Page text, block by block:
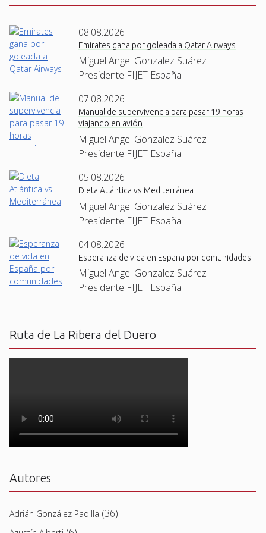
08.08.2026
Emirates gana por goleada a Qatar Airways
Miguel Angel Gonzalez Suárez ·
Presidente FIJET España
07.08.2026
Manual de supervivencia para pasar 19 horas
viajando en avión
Miguel Angel Gonzalez Suárez ·
Presidente FIJET España
05.08.2026
Dieta Atlántica vs Mediterránea
Miguel Angel Gonzalez Suárez ·
Presidente FIJET España
04.08.2026
Esperanza de vida en España por comunidades
Miguel Angel Gonzalez Suárez ·
Presidente FIJET España
Ruta de La Ribera del Duero
Autores
Adrián González Padilla (36)